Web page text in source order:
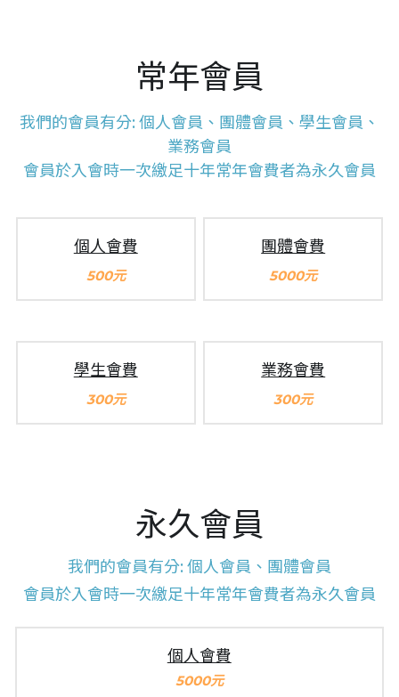
常年會員
我們的會員有分: 個人會員、團體會員、學生會員、
業務會員
會員於入會時一次繳足十年常年會費者為永久會員
個人會費
500元
團體會費
5000元
學生會費
300元
業務會費
300元
永久會員
我們的會員有分: 個人會員、團體會員
會員於入會時一次繳足十年常年會費者為永久會員
個人會費
5000元